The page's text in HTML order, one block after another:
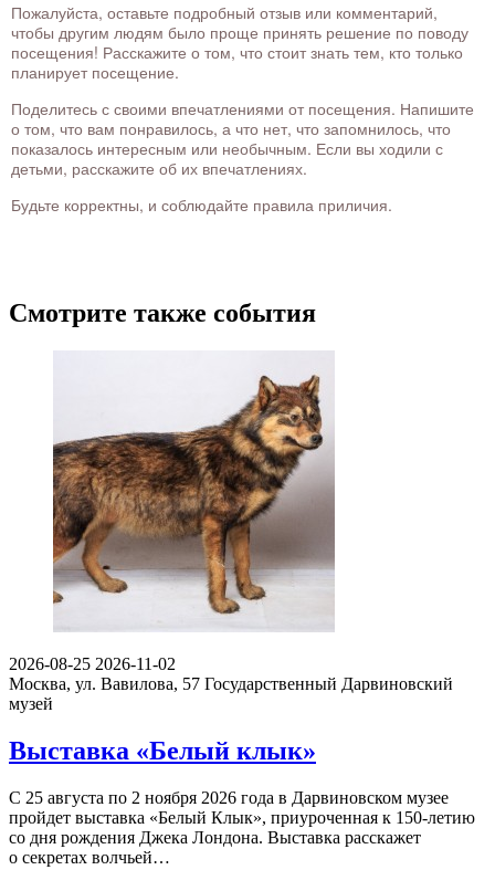
Пожалуйста, оставьте подробный отзыв или комментарий,
чтобы другим людям было проще принять решение по поводу
посещения! Расскажите о том, что стоит знать тем, кто только
планирует посещение.
Поделитесь с своими впечатлениями от посещения. Напишите
о том, что вам понравилось, а что нет, что запомнилось, что
показалось интересным или необычным. Если вы ходили с
детьми, расскажите об их впечатлениях.
Будьте корректны, и соблюдайте правила приличия.
Смотрите также события
2026-08-25 2026-11-02
Москва, ул. Вавилова, 57 Государственный Дарвиновский
музей
Выставка «Белый клык»
С 25 августа по 2 ноября 2026 года в Дарвиновском музее
пройдет выставка «Белый Клык», приуроченная к 150-летию
со дня рождения Джека Лондона. Выставка расскажет
о секретах волчьей…